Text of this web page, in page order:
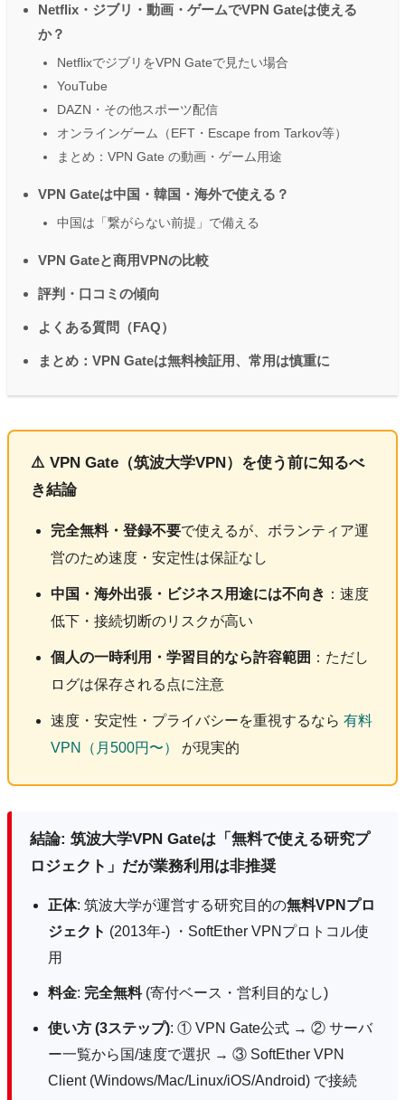
Netflix・ジブリ・動画・ゲームでVPN Gateは使える
か？
NetflixでジブリをVPN Gateで見たい場合
YouTube
DAZN・その他スポーツ配信
オンラインゲーム（EFT・Escape from Tarkov等）
まとめ：VPN Gate の動画・ゲーム用途
VPN Gateは中国・韓国・海外で使える？
中国は「繋がらない前提」で備える
VPN Gateと商用VPNの比較
評判・口コミの傾向
よくある質問（FAQ）
まとめ：VPN Gateは無料検証用、常用は慎重に
⚠️ VPN Gate（筑波大学VPN）を使う前に知るべ
き結論
完全無料・登録不要で使えるが、ボランティア運
営のため速度・安定性は保証なし
中国・海外出張・ビジネス用途には不向き ：速度
低下・接続切断のリスクが高い
個人の一時利用・学習目的なら許容範囲 ：ただし
ログは保存される点に注意
速度・安定性・プライバシーを重視するなら有料
VPN（月500円〜）
が現実的
結論: 筑波大学VPN Gateは「無料で使える研究プ
ロジェクト」だが業務利用は非推奨
正体: 筑波大学が運営する研究目的の無料VPNプロ
ジェクト (2013年-) ・SoftEther VPNプロトコル使
用
料金: 完全無料(寄付ベース・営利目的なし)
使い方 (3ステップ): ① VPN Gate公式 → ② サーバ
ー一覧から国/速度で選択 → ③ SoftEther VPN
Client (Windows/Mac/Linux/iOS/Android) で接続